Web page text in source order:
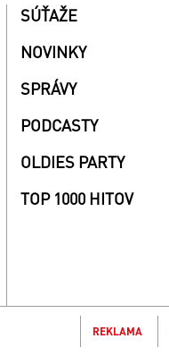
SÚŤAŽE
NOVINKY
SPRÁVY
PODCASTY
OLDIES PARTY
TOP 1000 HITOV
REKLAMA